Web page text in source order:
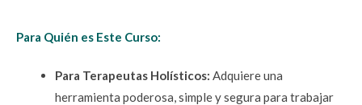
Para Quién es Este Curso:
Para Terapeutas Holísticos: Adquiere una
herramienta poderosa, simple y segura para trabajar